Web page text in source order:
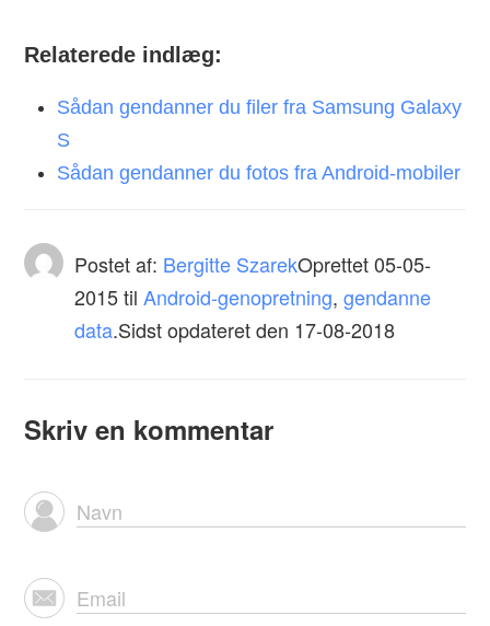
Relaterede indlæg:
Sådan gendanner du filer fra Samsung Galaxy
S
Sådan gendanner du fotos fra Android-mobiler
Postet af: Bergitte SzarekOprettet05-05-
2015 til Android-genopretning,gendanne
data.Sidst opdateret den 17-08-2018
Skriv en kommentar